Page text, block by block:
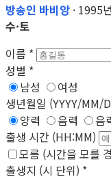
방송인 바비앙 · 1995
수·토
이름 *
성별 *
남성
여성
생년월일 (YYYY/MM/
양력
음력
음
출생 시간 (HH:MM)
모름 (시간을 모를
출생지 (시 단위) *